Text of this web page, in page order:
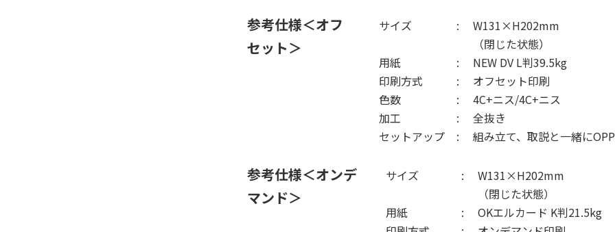
参考仕様＜オフ
セット＞
サイズ
W131×H202mm
（閉じた状態）
用紙
NEW DV L判39.5kg
印刷方式
オフセット印刷
色数
4C+ニス/4C+ニス
加工
全抜き
セットアップ
組み立て、取説と一緒に
参考仕様＜オンデ
マンド＞
サイズ
W131×H202mm
（閉じた状態）
用紙
OKエルカード K判21.5kg